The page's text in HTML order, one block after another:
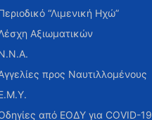
“Λιμενική Ηχώ”
Αξιωματικών
προς Ναυτιλλομένους
από ΕΟΔΥ για COVID-19